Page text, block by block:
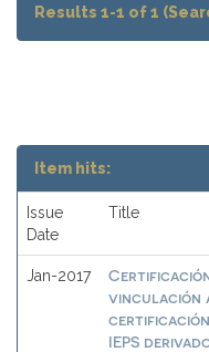
Results 1-1 of 1
Item hits:
Issue
Date
Title
Jan-2017
Certificación
vinculación
certificación
IEPS